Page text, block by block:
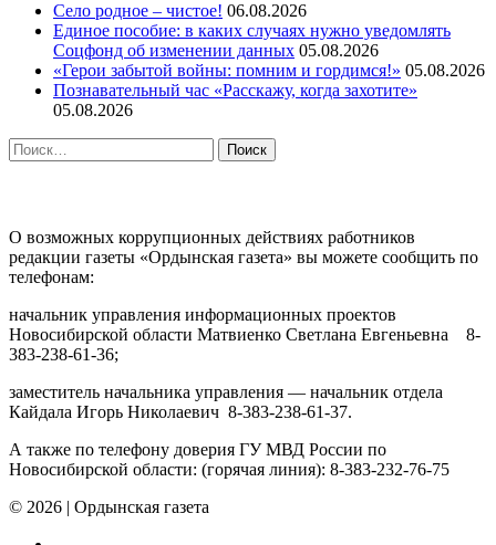
Село родное – чистое! 06.08.2026
Единое пособие: в каких случаях нужно уведомлять
Соцфонд об изменении данных 05.08.2026
«Герои забытой войны: помним и гордимся!» 05.08.2026
Познавательный час «Расскажу, когда захотите»
05.08.2026
Найти:
О возможных коррупционных действиях работников
редакции газеты «Ордынская газета» вы можете сообщить по
телефонам:
начальник управления информационных проектов
Новосибирской области Матвиенко Светлана Евгеньевна 8-
383-238-61-36;
заместитель начальника управления — начальник отдела
Кайдала Игорь Николаевич 8-383-238-61-37.
А также по телефону доверия ГУ МВД России по
Новосибирской области: (горячая линия): 8-383-232-76-75
© 2026 | Ордынская газета